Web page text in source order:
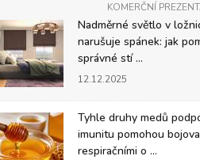
KOMERČNÍ
Nadměrné světlo v
narušuje spánek: jak
správné stí ...
12.12.2025
Tyhle druhy medů
imunitu pomohou
respiračními o ...